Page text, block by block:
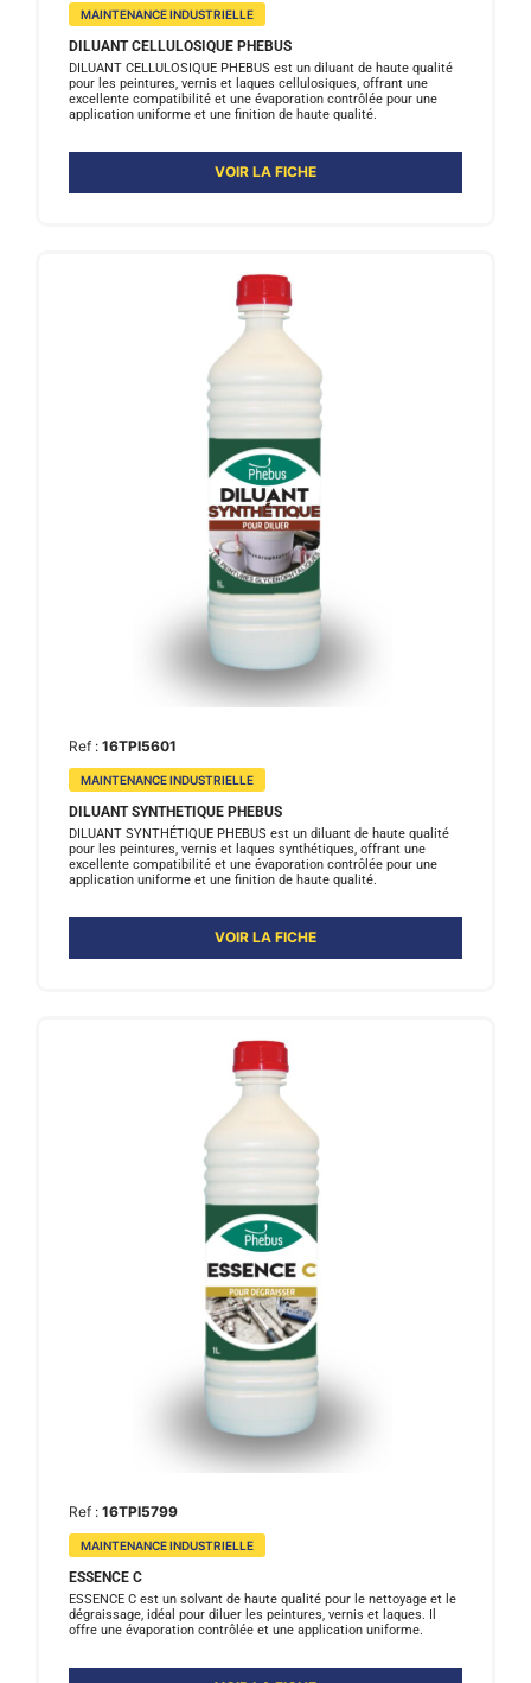
MAINTENANCE INDUSTRIELLE
DILUANT CELLULOSIQUE PHEBUS
DILUANT CELLULOSIQUE PHEBUS est un diluant de haute qualité
pour les peintures, vernis et laques cellulosiques, offrant une
excellente compatibilité et une évaporation contrôlée pour une
application uniforme et une finition de haute qualité.
VOIR LA FICHE
Ref : 16TPI5601
MAINTENANCE INDUSTRIELLE
DILUANT SYNTHETIQUE PHEBUS
DILUANT SYNTHÉTIQUE PHEBUS est un diluant de haute qualité
pour les peintures, vernis et laques synthétiques, offrant une
excellente compatibilité et une évaporation contrôlée pour une
application uniforme et une finition de haute qualité.
VOIR LA FICHE
Ref : 16TPI5799
MAINTENANCE INDUSTRIELLE
ESSENCE C
ESSENCE C est un solvant de haute qualité pour le nettoyage et le
dégraissage, idéal pour diluer les peintures, vernis et laques. Il
offre une évaporation contrôlée et une application uniforme.